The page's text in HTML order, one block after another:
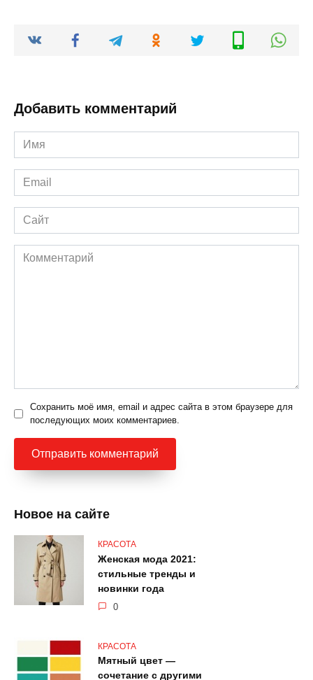
Добавить комментарий
Имя
*
Email
*
Сайт
Комментарий
Сохранить моё имя, email и адрес сайта в этом браузере для
последующих моих комментариев.
Новое на сайте
КРАСОТА
Женская мода 2021:
стильные тренды и
новинки года
0
КРАСОТА
Мятный цвет —
сочетание с другими